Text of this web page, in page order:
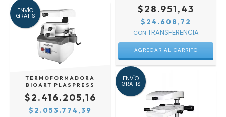
$28.951,43
$24.608,72
CON
ENVÍO
GRATIS
TERMOFORMADORA
BIOART PLASPRESS
$2.416.205,16
$2.053.774,39
ENVÍO
GRATIS